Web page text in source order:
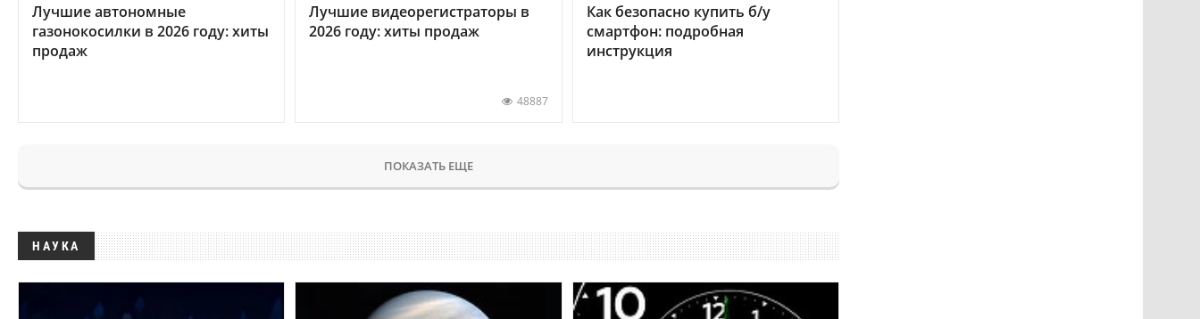
Лучшие автономные
газонокосилки в 2026 году: хиты
продаж
Лучшие видеорегистраторы в
2026 году: хиты продаж
48887
Как безопасно купить б/у
смартфон: подробная
инструкция
ПОКАЗАТЬ ЕЩЕ
НАУКА